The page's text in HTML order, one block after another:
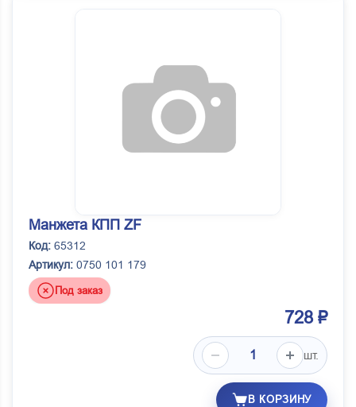
Манжета КПП ZF
Код: 65312
Артикул: 0750 101 179
Под заказ
728 ₽
шт.
В КОРЗИНУ